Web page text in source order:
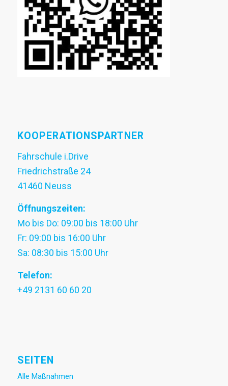
KOOPERATIONSPARTNER
Fahrschule i.Drive
Friedrichstraße 24
41460 Neuss
Öffnungszeiten:
Mo bis Do: 09:00 bis 18:00 Uhr
Fr: 09:00 bis 16:00 Uhr
Sa: 08:30 bis 15:00 Uhr
Telefon:
+49 2131 60 60 20
SEITEN
Alle Maßnahmen